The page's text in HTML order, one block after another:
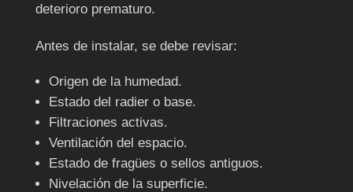
deterioro prematuro.
Antes de instalar, se debe revisar:
Origen de la humedad.
Estado del radier o base.
Filtraciones activas.
Ventilación del espacio.
Estado de fragües o sellos antiguos.
Nivelación de la superficie.